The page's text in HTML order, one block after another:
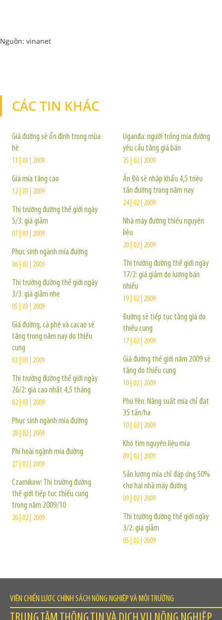
Nguồn: vinanet
CÁC TIN KHÁC
Giá đường sẽ ổn định trong mùa
hè
13 | 03 | 2009
Giá mía tăng cao
12 | 03 | 2009
Thị trường đường thế giới ngày
5/3: giá giảm
07 | 03 | 2009
Phục sinh ngành mía đường
06 | 03 | 2009
Thị trường đường thế giới ngày
3/3: giá giảm nhẹ
05 | 03 | 2009
Giá đường, cà phê và cacao sẽ
tăng trong năm nay do thiếu
cung
03 | 03 | 2009
Thị trường đường thế giới ngày
26/2: giá cao nhất 4,5 tháng
02 | 03 | 2009
Phục sinh ngành mía đường
28 | 02 | 2009
Phí hoài ngành mía đường
27 | 02 | 2009
Czarnikow: Thị trường đường
thế giới tiếp tục thiếu cung
trong năm 2009/10
26 | 02 | 2009
Uganđa: người trồng mía đường
yêu cầu tăng giá bán
25 | 02 | 2009
Ấn Độ sẽ nhập khẩu 4,5 triệu
tấn đường trong năm nay
24 | 02 | 2009
Nhà máy đường thiếu nguyên
liệu
20 | 02 | 2009
Thị trường đường thế giới ngày
17/2: giá giảm do lượng bán
nhiều
19 | 02 | 2009
Đường sẽ tiếp tục tăng giá do
thiếu cung
17 | 02 | 2009
Giá đường thế giới năm 2009 sẽ
tăng do thiếu cung
10 | 02 | 2009
Phú Yên: Năng suất mía chỉ đạt
35 tấn/ha
10 | 02 | 2009
Khó tìm nguyên liệu mía
09 | 02 | 2009
Sản lượng mía chỉ đáp ứng 50%
cho hai nhà máy đường
09 | 02 | 2009
Thị trường đường thế giới ngày
3/2: giá giảm
05 | 02 | 2009
VIỆN CHIẾN LƯỢC CHÍNH SÁCH NÔNG NGHIỆP VÀ MÔI TRƯỜNG